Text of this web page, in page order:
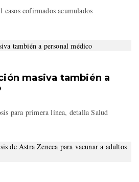
cofirmados acumulados
masiva también a
para primera línea, detalla Salud